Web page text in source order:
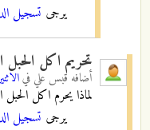
يرجى تسجيل
تحريم اكل الحبل
أضافه قبس علي فيالاثنين, 07/01/
لماذا يحرم اكل
يرجى تسجيل